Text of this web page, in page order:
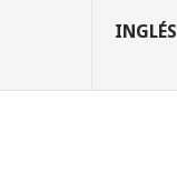
INGLÉS